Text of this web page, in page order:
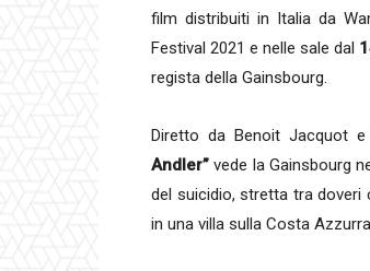
film distribuiti in Italia da
Festival 2021 e nelle sale dal
regista della Gainsbourg.
Diretto da Benoit Jacquot e
Andler” vede la Gainsbourg
del suicidio, stretta tra doveri
in una villa sulla Costa